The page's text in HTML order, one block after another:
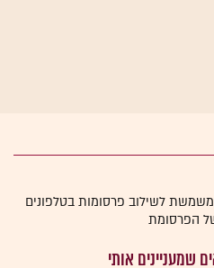
לשילוב פרסומות בטלפונים
הפרסומת